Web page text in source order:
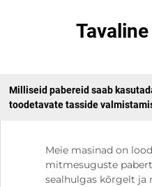
Milliseid pabereid saab
toodetavate tasside
Meie masinad on
mitmesuguste
sealhulgas kõrgelt ja